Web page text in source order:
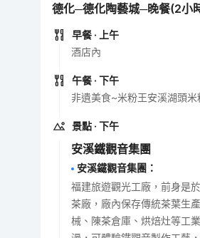
德化─德化陶藝城─晚餐(2小
早餐 · 上午
酒店內
午餐 · 下午
非遺美食~米粉王安溪湖頭米
景點 · 下午
安溪鐵觀音集團
安溪鐵觀音集團 ：
福建旅遊觀光工廠，前身是
茶廠，廠內保存傳統茶葉生
械、陳茶倉庫、烘焙灶等工